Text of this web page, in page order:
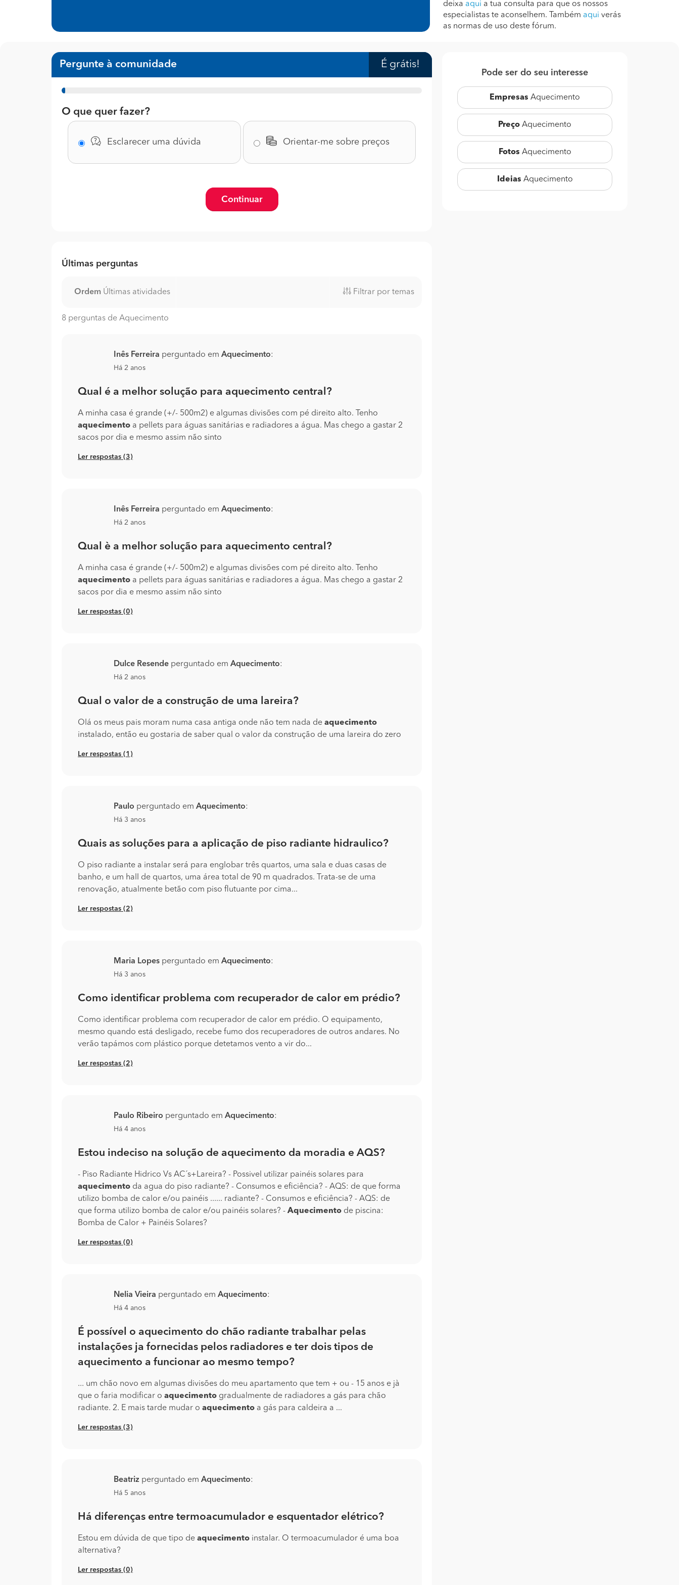
deixa aqui a tua consulta para que os nossos
especialistas te aconselhem. Também aqui verás
as normas de uso deste fórum.
Pergunte à comunidade É grátis!
1%
O que quer fazer?
Esclarecer uma dúvida Orientar-me sobre preços
Continuar
Últimas perguntas
Ordem Últimas atividades Filtrar por temas
8 perguntas de Aquecimento
Inês Ferreira perguntado em Aquecimento:
Há 2 anos
Qual é a melhor solução para aquecimento central?
A minha casa é grande (+/- 500m2) e algumas divisões com pé direito alto. Tenho
aquecimento a pellets para águas sanitárias e radiadores a água. Mas chego a gastar 2
sacos por dia e mesmo assim não sinto
Ler respostas (3)
Inês Ferreira perguntado em Aquecimento:
Há 2 anos
Qual è a melhor solução para aquecimento central?
A minha casa é grande (+/- 500m2) e algumas divisões com pé direito alto. Tenho
aquecimento a pellets para águas sanitárias e radiadores a água. Mas chego a gastar 2
sacos por dia e mesmo assim não sinto
Ler respostas (0)
Dulce Resende perguntado em Aquecimento:
Há 2 anos
Qual o valor de a construção de uma lareira?
Olá os meus pais moram numa casa antiga onde não tem nada de aquecimento
instalado, então eu gostaria de saber qual o valor da construção de uma lareira do zero
Ler respostas (1)
Paulo perguntado em Aquecimento:
Há 3 anos
Quais as soluções para a aplicação de piso radiante hidraulico?
O piso radiante a instalar será para englobar três quartos, uma sala e duas casas de
banho, e um hall de quartos, uma área total de 90 m quadrados. Trata-se de uma
renovação, atualmente betão com piso flutuante por cima...
Ler respostas (2)
Maria Lopes perguntado em Aquecimento:
Há 3 anos
Como identificar problema com recuperador de calor em prédio?
Como identificar problema com recuperador de calor em prédio. O equipamento,
mesmo quando está desligado, recebe fumo dos recuperadores de outros andares. No
verão tapámos com plástico porque detetamos vento a vir do...
Ler respostas (2)
Paulo Ribeiro perguntado em Aquecimento:
Há 4 anos
Estou indeciso na solução de aquecimento da moradia e AQS?
- Piso Radiante Hidrico Vs AC´s+Lareira? - Possivel utilizar painéis solares para
aquecimento da agua do piso radiante? - Consumos e eficiência? - AQS: de que forma
utilizo bomba de calor e/ou painéis ...... radiante? - Consumos e eficiência? - AQS: de
que forma utilizo bomba de calor e/ou painéis solares? - Aquecimento de piscina:
Bomba de Calor + Painéis Solares?
Ler respostas (0)
Nelia Vieira perguntado em Aquecimento:
Há 4 anos
É possível o aquecimento do chão radiante trabalhar pelas
instalações ja fornecidas pelos radiadores e ter dois tipos de
aquecimento a funcionar ao mesmo tempo?
... um chão novo em algumas divisões do meu apartamento que tem + ou - 15 anos e jà
que o faria modificar o aquecimento gradualmente de radiadores a gás para chão
radiante. 2. E mais tarde mudar o aquecimento a gás para caldeira a ...
Ler respostas (3)
Beatriz perguntado em Aquecimento:
Há 5 anos
Há diferenças entre termoacumulador e esquentador elétrico?
Estou em dúvida de que tipo de aquecimento instalar. O termoacumulador é uma boa
alternativa?
Ler respostas (0)
Pode ser do seu interesse
Empresas Aquecimento
Preço Aquecimento
Fotos Aquecimento
Ideias Aquecimento